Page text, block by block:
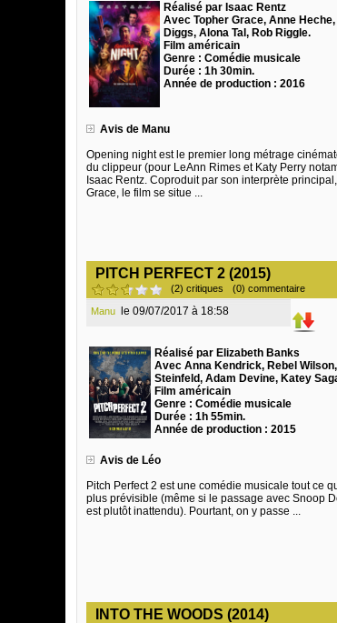
Réalisé par Isaac Rentz
Avec Topher Grace, Anne Heche,
Diggs, Alona Tal, Rob Riggle.
Film américain
Genre : Comédie musicale
Durée : 1h 30min.
Année de production : 2016
Avis de Manu
Opening night est le premier long métrage
du clippeur (pour LeAnn Rimes et Katy Perry
Isaac Rentz. Coproduit par son interprète
Grace, le film se situe ...
PITCH PERFECT 2 (2015)
(2) critiques (0) commentaire
Manu le 09/07/2017 à 18:58
Réalisé par Elizabeth Banks
Avec Anna Kendrick, Rebel
Steinfeld, Adam Devine, Katey
Film américain
Genre : Comédie musicale
Durée : 1h 55min.
Année de production : 2015
Avis de Léo
Pitch Perfect 2 est une comédie musicale tout ce
plus prévisible (même si le passage avec Snoop
est plutôt inattendu). Pourtant, on y passe ...
INTO THE WOODS (2014)